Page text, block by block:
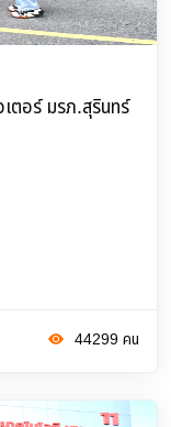
ตอร์ มรภ.สุรินทร์
44299 คน